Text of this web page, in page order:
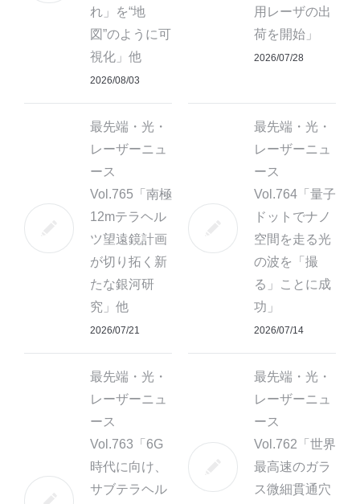
れ」を“地
図”のように可
視化」他
2026/08/03
用レーザの出
荷を開始」
2026/07/28
最先端・光・
レーザーニュ
ース
Vol.765「南極
12mテラヘル
ツ望遠鏡計画
が切り拓く新
たな銀河研
究」他
2026/07/21
最先端・光・
レーザーニュ
ース
Vol.764「量子
ドットでナノ
空間を走る光
の波を「撮
る」ことに成
功」
2026/07/14
最先端・光・
レーザーニュ
ース
Vol.763「6G
時代に向け、
サブテラヘル
最先端・光・
レーザーニュ
ース
Vol.762「世界
最高速のガラ
ス微細貫通穴